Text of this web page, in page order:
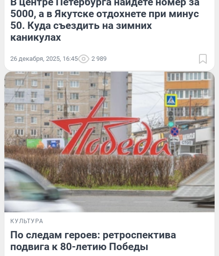
5000, а в Якутске отдохнете при минус
50. Куда съездить на зимних
каникулах
26 декабря, 2025, 16:45 2 989
КУЛЬТУРА
По следам героев: ретроспектива
подвига к 80-летию Победы